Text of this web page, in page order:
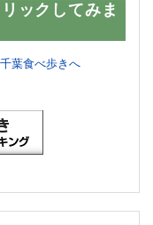
ックしてみま